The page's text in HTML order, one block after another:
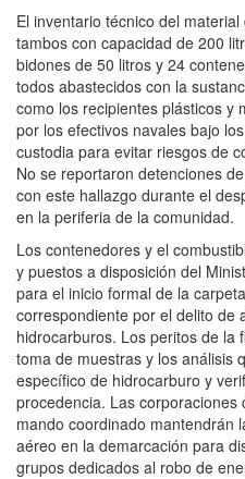
El inventario técnico del
tambos con capacidad de 200
bidones de 50 litros y 24
todos abastecidos con la
como los recipientes plásticos y
por los efectivos navales bajo
custodia para evitar riesgos de
No se reportaron detenciones
con este hallazgo durante el
en la periferia de la comunidad.
Los contenedores y el
y puestos a disposición del
para el inicio formal de la
correspondiente por el delito de
hidrocarburos. Los peritos de la
toma de muestras y los análisis
específico de hidrocarburo y
procedencia. Las corporaciones
mando coordinado mantendrán
aéreo en la demarcación para
grupos dedicados al robo de